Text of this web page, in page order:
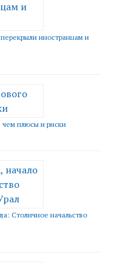
иностранцам и
чем плюсы и риски
Столичное начальство